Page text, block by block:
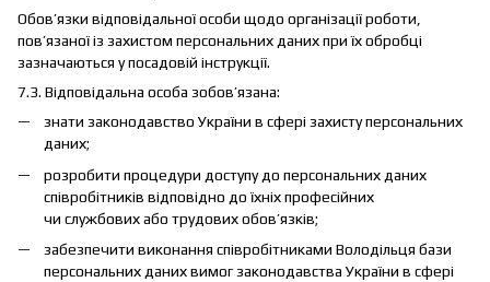
Обов’язки відповідальної особи щодо організації роботи,
пов’язаної із захистом персональних даних при їх обробці
зазначаються у посадовій інструкції.
7.3. Відповідальна особа зобов’язана:
знати законодавство України в сфері захисту персональних
даних;
розробити процедури доступу до персональних даних
співробітників відповідно до їхніх професійних
чи службових або трудових обов’язків;
забезпечити виконання співробітниками Володільця бази
персональних даних вимог законодавства України в сфері